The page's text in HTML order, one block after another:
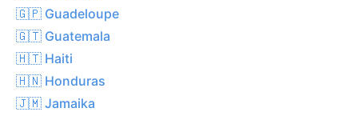
🇬🇵 Guadeloupe
🇬🇹 Guatemala
🇭🇹 Haiti
🇭🇳 Honduras
🇯🇲 Jamaika